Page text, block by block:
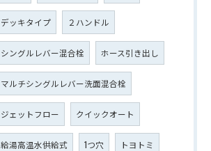
デッキタイプ ２ハンドル
シングルレバー混合栓 ホース引き出し
マルチシングルレバー洗面混合栓
ジェットフロー クイックオート
給湯高温水供給式 1つ穴 トヨトミ